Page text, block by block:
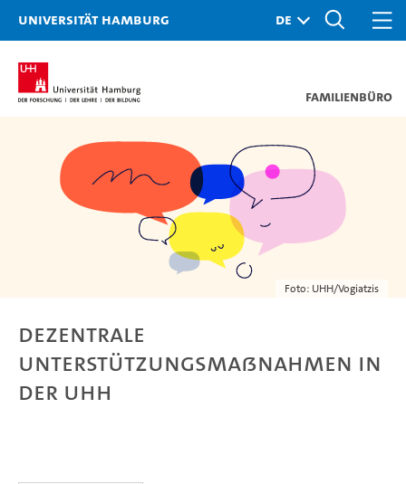
Universität Hamburg
Familienbüro
Foto: UHH/Vogiatzis
Dezentrale
Unterstützungsmaßnahmen in
der UHH